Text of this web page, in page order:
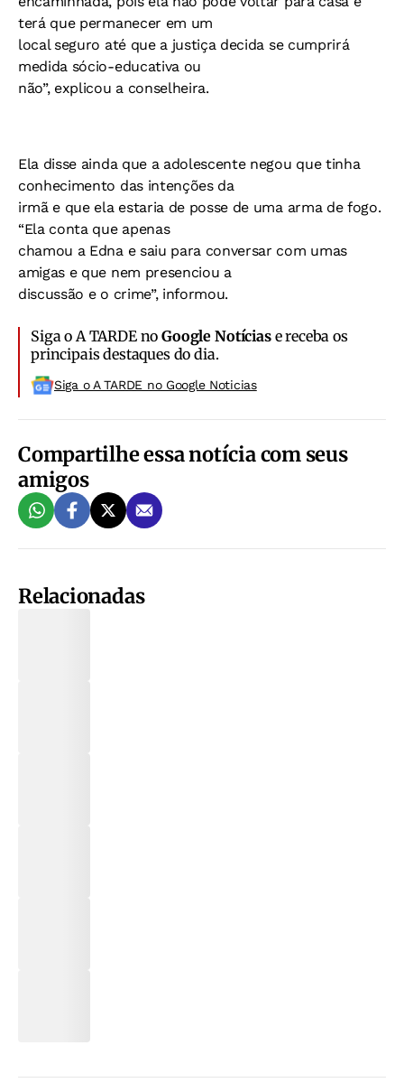
terá que permanecer em um
local seguro até que a justiça decida se cumprirá
medida sócio-educativa ou
não”, explicou a conselheira.
Ela disse ainda que a adolescente negou que tinha
conhecimento das intenções da
irmã e que ela estaria de posse de uma arma de fogo.
“Ela conta que apenas
chamou a Edna e saiu para conversar com umas
amigas e que nem presenciou a
discussão e o crime”, informou.
Siga o A TARDE noGoogle Notíciase receba os
principais destaques do dia.
Siga o A TARDE no Google Noticias
Compartilhe essa notícia com seus
amigos
Relacionadas